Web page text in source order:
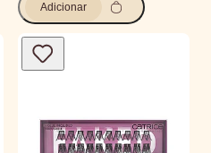
Adicionar